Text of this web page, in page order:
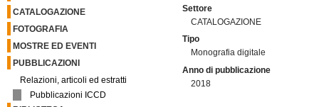
CATALOGAZIONE
FOTOGRAFIA
MOSTRE ED EVENTI
PUBBLICAZIONI
Relazioni, articoli ed estratti
Pubblicazioni ICCD
Settore
CATALOGAZIONE
Tipo
Monografia digitale
Anno di pubblicazione
2018